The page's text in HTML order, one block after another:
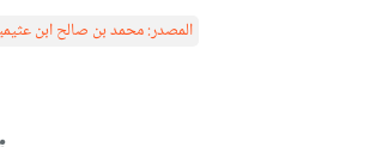
المصدر:محمد بن صالح ابن